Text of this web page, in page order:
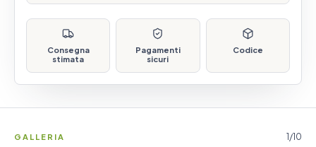
Consegna
stimata
Pagamenti
sicuri
Codice
GALLERIA 1 /10